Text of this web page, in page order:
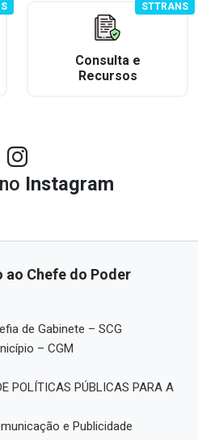
Consulta e
Recursos
STTRANS
Instagram
Chefe do Poder
de Gabinete – SCG
– CGM
POLÍTICAS PÚBLICAS PARA A
e Publicidade